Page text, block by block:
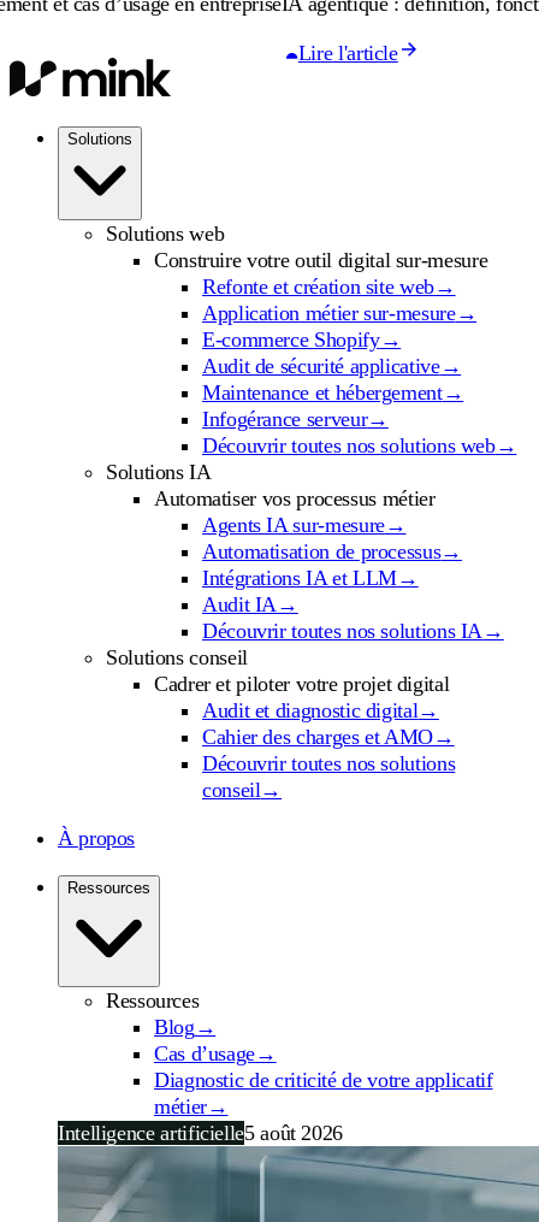
Lire l'article
Solutions
Solutions web
Construire votre outil digital sur-mesure
Refonte et création site web→
Application métier sur-mesure→
E-commerce Shopify→
Audit de sécurité applicative→
Maintenance et hébergement→
Infogérance serveur→
Découvrir toutes nos solutions web→
Solutions IA
Automatiser vos processus métier
Agents IA sur-mesure→
Automatisation de processus→
Intégrations IA et LLM→
Audit IA→
Découvrir toutes nos solutions IA→
Solutions conseil
Cadrer et piloter votre projet digital
Audit et diagnostic digital→
Cahier des charges et AMO→
Découvrir toutes nos solutions
conseil→
À propos
Ressources
Ressources
Blog →
Cas d’usage→
Diagnostic de criticité de votre applicatif
métier→
Intelligence artificielle5 août 2026